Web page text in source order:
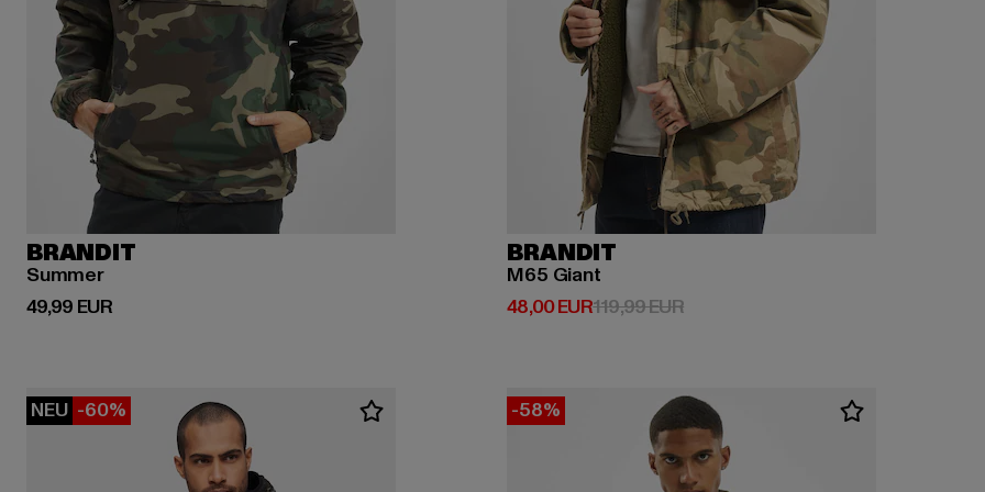
BRANDIT
Summer
49,99 EUR
Derzeitiger Preis: 49,99 EUR
BRANDIT
M65 Giant
48,00 EUR
Derzeitiger Preis: 48,00 EUR
119,99 EURAktionspreis: 119,99 EUR
NEU -60% -58%